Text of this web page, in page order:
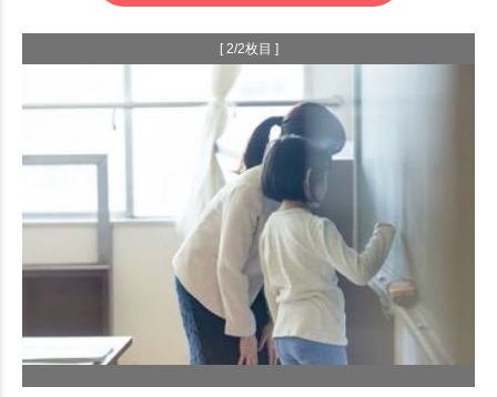
[ 2/2枚目 ]